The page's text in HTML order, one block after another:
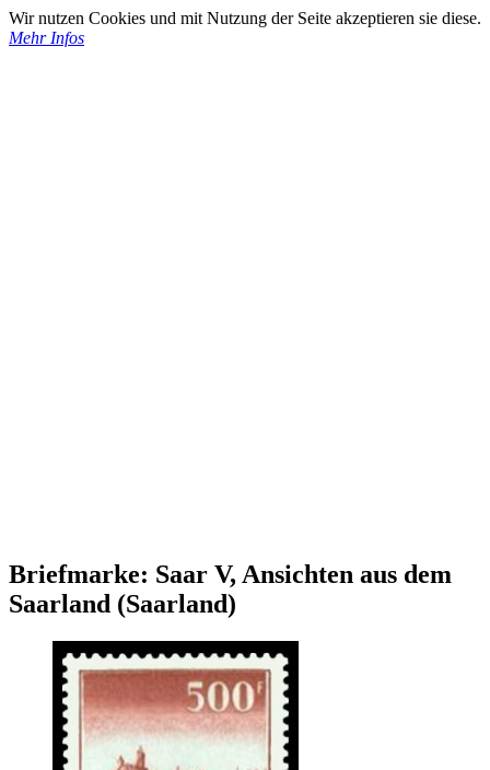
Wir nutzen Cookies und mit Nutzung der Seite akzeptieren sie diese.
Mehr Infos
Briefmarke: Saar V, Ansichten aus dem
Saarland (Saarland)